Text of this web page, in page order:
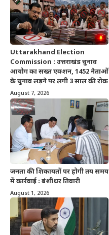
Uttarakhand Election
Commission : उत्तराखंड चुनाव
आयोग का सख्त एक्शन, 1452 नेताओं
के चुनाव लड़ने पर लगी 3 साल की रोक
August 7, 2026
जनता की शिकायतों पर होगी तय समय
में कार्रवाई : बंशीधर तिवारी
August 1, 2026